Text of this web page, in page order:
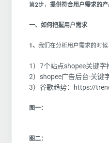
第2步， 提供符合用户需求的
一、如何把握用户需求
1、 我们在分析用户需求的时
1）7个站点shopee关键字
2）shopee广告后台-关键
3）谷歌趋势：https://
图一：
图二：